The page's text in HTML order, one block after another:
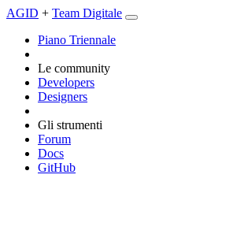
AGID + Team Digitale
Piano Triennale
Le community
Developers
Designers
Gli strumenti
Forum
Docs
GitHub